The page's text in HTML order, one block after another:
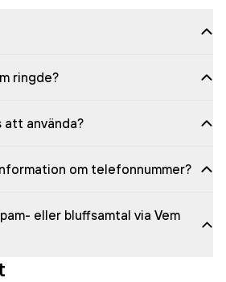
ringde?
att använda?
om telefonnummer?
eller bluffsamtal via Vem